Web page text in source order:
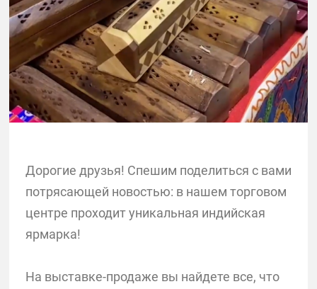
Дорогие друзья! Спешим поделиться с вами
потрясающей новостью: в нашем торговом
центре проходит уникальная индийская
ярмарка!
На выставке-продаже вы найдете все, что